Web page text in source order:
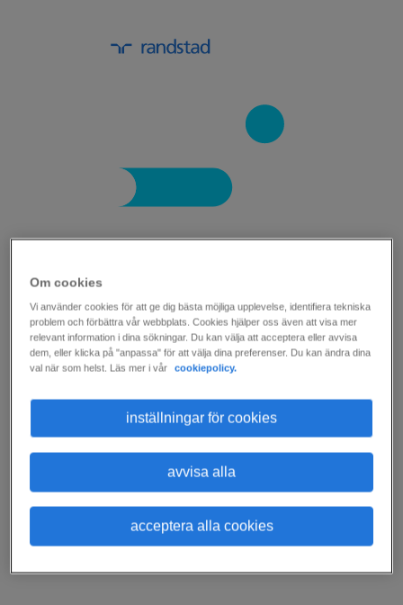
10 frågor att ställa när du väljer
rekryteringsföretag.
partnerskap med ett rekryteringsföretag behöver
du säkerställa att ni är en bra matchning.
guide för att ta del av de viktigaste
frågorna du bör ställa till rekryteringsföretaget
innan du fattar ett beslut.
Om cookies
Vi använder cookies för att ge dig bästa möjliga upplevelse, identifiera tekniska
problem och förbättra vår webbplats. Cookies hjälper oss även att visa mer
relevant information i dina sökningar. Du kan välja att acceptera eller avvisa
dem, eller klicka på "anpassa" för att välja dina preferenser. Du kan ändra dina
val när som helst. Läs mer i vår
cookiepolicy.
inställningar för cookies
avvisa alla
acceptera alla cookies